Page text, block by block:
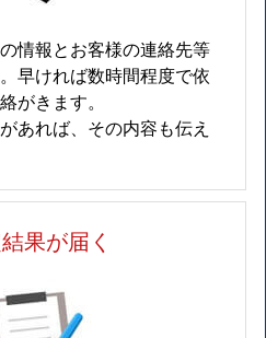
情報とお客様の連絡先等
早ければ数時間程度で依
がきます。
あれば、その内容も伝え
果が届く